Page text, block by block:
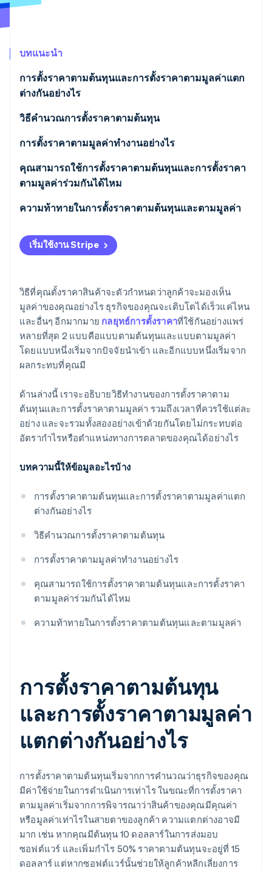
Atlas
การขจัดคาร์บอน
Stripe Sessions 2026
AI อย่างไร
บทแนะนำ
การตั้งราคาตามต้นทุนและการตั้งราคาตามมูลค่าแตก
ต่างกันอย่างไร
การตั้งราคาตามต้นทุน
การตั้งราคาตามมูลค่า
วิธีคำนวณการตั้งราคาตามต้นทุน
เริ่มต้นด้วยการคำนวณค่าใช้จ่ายรวมต่อหน่วย
เลือกการเพิ่มราคาของคุณ
คำนวณราคาของคุณ
ทดสอบราคาโดยกดดันเทียบกับตลาด
การตั้งราคาตามมูลค่าทำงานอย่างไร
ระบุมูลค่าที่ได้จากผลิตภัณฑ์ของคุณ
กำหนดมูลค่าเป็นปริมาณ
สื่อสารคุณค่า
คุณสามารถใช้การตั้งราคาตามต้นทุนและการตั้งราคา
ตามมูลค่าร่วมกันได้ไหม
ใช้การตั้งราคาตามต้นทุนเพื่อกำหนดจุดต่ำสุด
ใช้การตั้งราคาตามมูลค่าเพื่อกำหนดจุดสูงสุด
เลือกราคาที่สอดคล้องกับจุดต่ำสุดและสูงสุด
ความท้าทายในการตั้งราคาตามต้นทุนและตามมูลค่า
การตั้งราคาตามต้นทุน
การตั้งราคาตามมูลค่า
เริ่มใช้งาน Stripe
วิธีที่คุณตั้งราคาสินค้าจะตัวกำหนดว่าลูกค้าจะมองเห็น
มูลค่าของคุณอย่างไร ธุรกิจของคุณจะเติบโตได้เร็วแค่ไหน
และอื่นๆ อีกมากมาย กลยุทธ์การตั้งราคาที่ใช้กันอย่างแพร่
หลายที่สุด 2 แบบคือแบบตามต้นทุนและแบบตามมูลค่า
โดยแบบหนึ่งเริ่มจากปัจจัยนำเข้า และอีกแบบหนึ่งเริ่มจาก
ผลกระทบที่คุณมี
ด้านล่างนี้ เราจะอธิบายวิธีทำงานของการตั้งราคาตาม
ต้นทุนและการตั้งราคาตามมูลค่า รวมถึงเวลาที่ควรใช้แต่ละ
อย่าง และจะรวมทั้งสองอย่างเข้าด้วยกันโดยไม่กระทบต่อ
อัตรากำไรหรือตำแหน่งทางการตลาดของคุณได้อย่างไร
บทความนี้ให้ข้อมูลอะไรบ้าง
การตั้งราคาตามต้นทุนและการตั้งราคาตามมูลค่าแตก
ต่างกันอย่างไร
วิธีคำนวณการตั้งราคาตามต้นทุน
การตั้งราคาตามมูลค่าทำงานอย่างไร
คุณสามารถใช้การตั้งราคาตามต้นทุนและการตั้งราคา
ตามมูลค่าร่วมกันได้ไหม
ความท้าทายในการตั้งราคาตามต้นทุนและตามมูลค่า
การตั้งราคาตามต้นทุน
และการตั้งราคาตามมูลค่า
แตกต่างกันอย่างไร
การตั้งราคาตามต้นทุนเริ่มจากการคำนวณว่าธุรกิจของคุณ
มีค่าใช้จ่ายในการดำเนินการเท่าไร ในขณะที่การตั้งราคา
ตามมูลค่าเริ่มจากการพิจารณาว่าสินค้าของคุณมีคุณค่า
หรือมูลค่าเท่าไรในสายตาของลูกค้า ความแตกต่างอาจมี
มาก เช่น หากคุณมีต้นทุน 10 ดอลลาร์ในการส่งมอบ
ซอฟต์แวร์ และเพิ่มกำไร 50% ราคาตามต้นทุนจะอยู่ที่ 15
ดอลลาร์ แต่หากซอฟต์แวร์นั้นช่วยให้ลูกค้าหลีกเลี่ยงการ